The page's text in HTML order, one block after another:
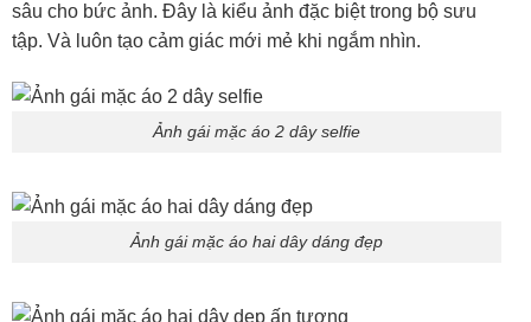
sâu cho bức ảnh. Đây là kiểu ảnh đặc biệt trong bộ sưu
tập. Và luôn tạo cảm giác mới mẻ khi ngắm nhìn.
Ảnh gái mặc áo 2 dây selfie
Ảnh gái mặc áo hai dây dáng đẹp